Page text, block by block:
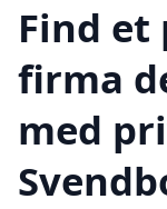
Find et
firma
med